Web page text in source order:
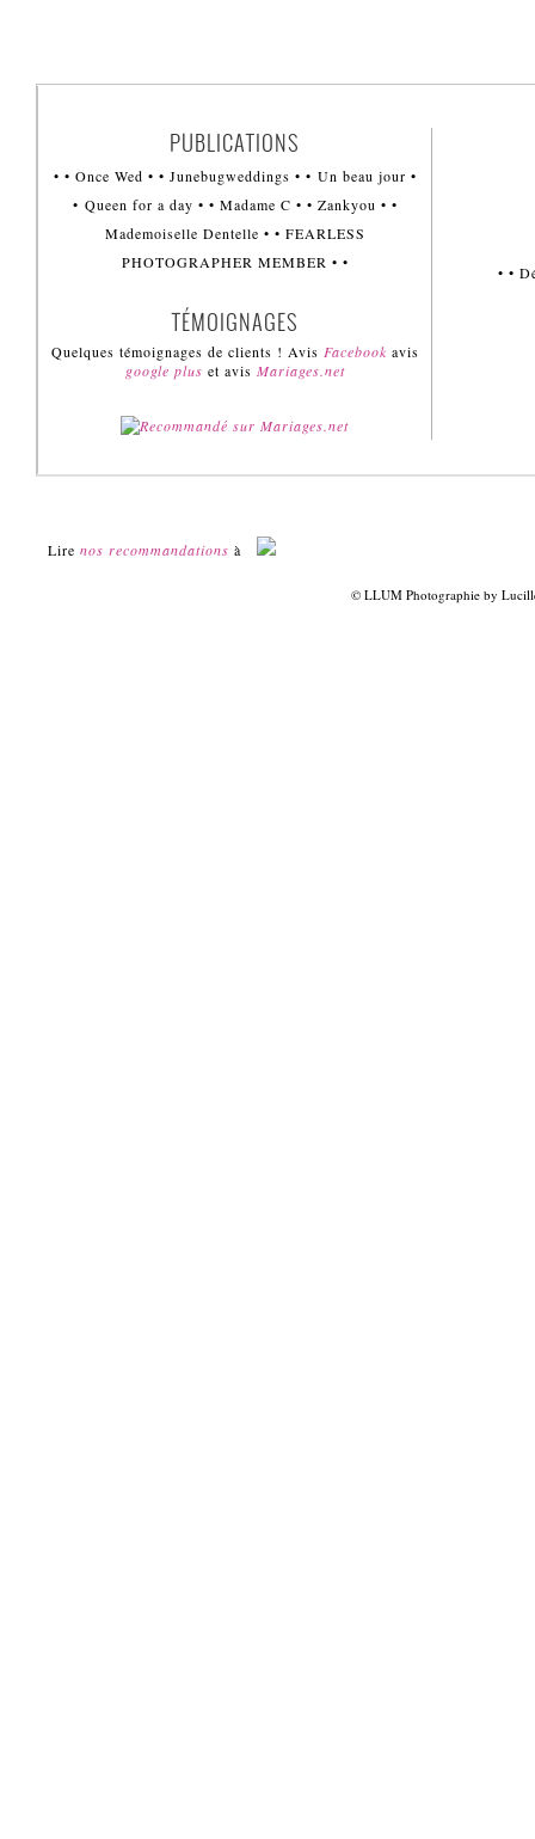
PUBLICATIONS
• • Once Wed • • Junebugweddings • • Un beau jour •
• Queen for a day • • Madame C • • Zankyou • •
Mademoiselle Dentelle • • FEARLESS
PHOTOGRAPHER MEMBER • •
TÉMOIGNAGES
Quelques témoignages de clients ! Avis Facebook avis
google plus et avis Mariages.net
• •
Lire nos recommandations à
© LLUM Photographie by